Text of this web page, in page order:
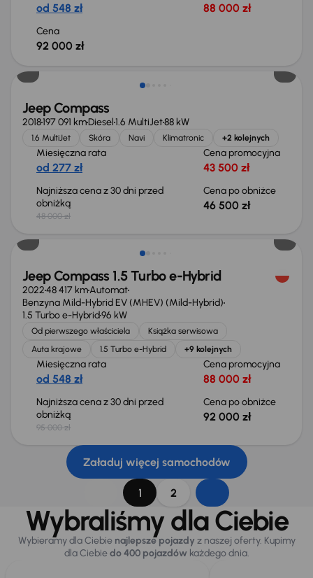
od 548 zł 88 000 zł
Cena
92 000 zł
Jeep Compass
2018197 091 kmDiesel1.6 MultiJet88 kW
1.6 MultiJet Skóra Navi Klimatronic +2 kolejnych
Miesięczna rata
od 277 zł
Cena promocyjna
43 500 zł
Najniższa cena z 30 dni przed
obniżką
48 000 zł
Cena po obniżce
46 500 zł
Taniej o 3 000 zł
Jeep Compass 1.5 Turbo e-Hybrid
202248 417 kmAutomat
Benzyna Mild-Hybrid EV (MHEV) (Mild-Hybrid)
1.5 Turbo e-Hybrid96 kW
Od pierwszego właściciela
Książka serwisowa
Auta krajowe
1.5 Turbo e-Hybrid +9 kolejnych
Miesięczna rata
od 548 zł
Cena promocyjna
88 000 zł
Najniższa cena z 30 dni przed
obniżką
95 000 zł
Cena po obniżce
92 000 zł
Załaduj więcej samochodów
1 2
Wybraliśmy dla Ciebie
Wybieramy dla Ciebie najlepsze pojazdy z naszej oferty. Kupimy
dla Ciebiedo 400 pojazdówkażdego dnia.